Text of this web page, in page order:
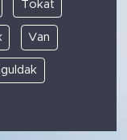
Tokat
Van